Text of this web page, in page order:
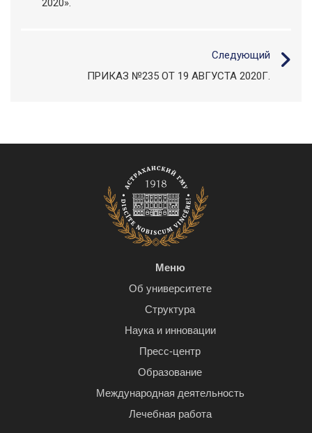
2020».
Следующий
ПРИКАЗ №235 ОТ 19 АВГУСТА 2020Г.
Меню
Об университете
Структура
Наука и инновации
Пресс-центр
Образование
Международная деятельность
Лечебная работа